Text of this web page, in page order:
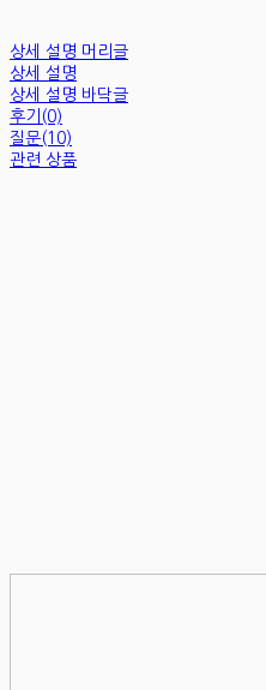
상세 설명 머리글
상세 설명
상세 설명 바닥글
후기(0)
질문(10)
관련 상품